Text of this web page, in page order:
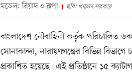
মডেল: রিয়াদ ও রূপা ছবি: খালেদ সরকার
বাংলাদেশ নৌবাহিনী কর্তৃক পরিচালিত
সোনাকান্দা, নারায়ণগঞ্জের বিভিন্ন
প্রকাশিত হয়েছে। এই প্রতিষ্ঠানে ১৫